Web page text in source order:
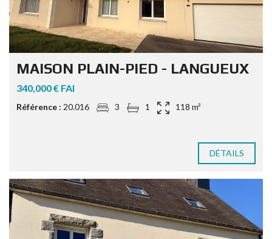
MAISON PLAIN-PIED - LANGUEUX
340,000 € FAI
Référence : 20.016 3 1 118 m²
DÉTAILS